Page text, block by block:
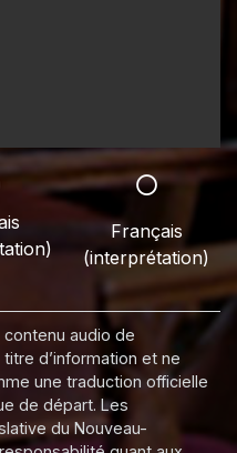
Français
(interprétation)
audio de
titre d’information et ne
une traduction officielle
de départ. Les
du Nouveau-